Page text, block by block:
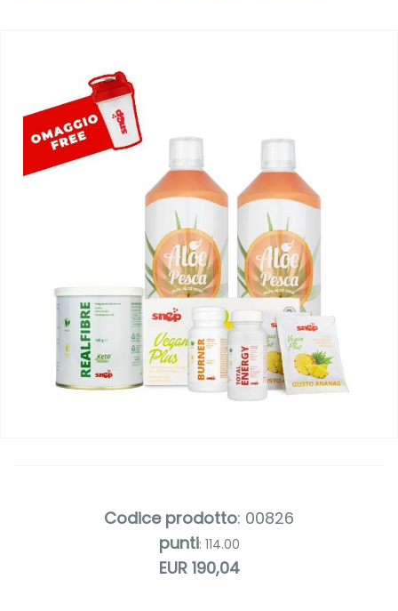
Codice prodotto: 00826
punti: 114.00
EUR 190,04